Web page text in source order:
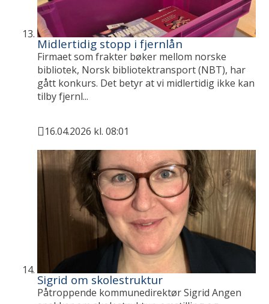
Midlertidig stopp i fjernlån
Firmaet som frakter bøker mellom norske
bibliotek, Norsk bibliotektransport (NBT), har
gått konkurs. Det betyr at vi midlertidig ikke kan
tilby fjernl...
Publisert
16.04.2026 kl. 08:01
Sigrid om skolestruktur
Påtroppende kommunedirektør Sigrid Angen